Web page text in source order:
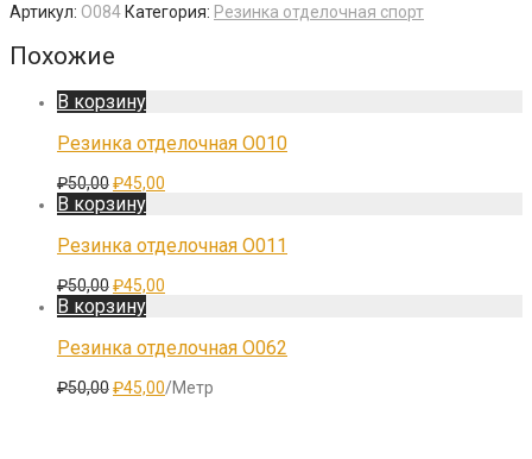
Артикул: O084Категория: Резинка отделочная спорт
Похожие
В корзину
Резинка отделочная O010
₽50,00Первоначальная
цена
составляла
₽50,00.
₽45,00
В корзину
Резинка отделочная O011
₽50,00Первоначальная
цена
составляла
₽50,00.
₽45,00
В корзину
Резинка отделочная O062
₽50,00Первоначальная
₽45,00Текущая
/Метр